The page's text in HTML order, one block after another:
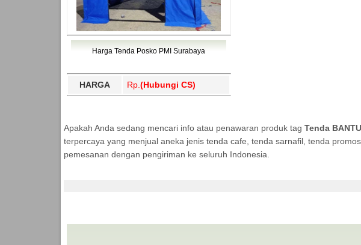
Harga Tenda Posko PMI Surabaya
HARGA Rp. (Hubungi CS)
Apakah Anda sedang mencari info atau penawaran produk tag Tenda
terpercaya yang menjual aneka jenis tenda cafe, tenda sarnafil, tenda
pemesanan dengan pengiriman ke seluruh Indonesia.